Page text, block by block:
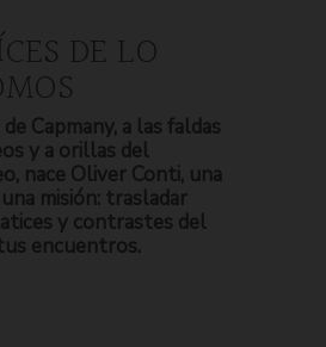
DE LO
Capmany, a las faldas
y a orillas del
nace Oliver Conti, una
misión: trasladar
y contrastes del
encuentros.